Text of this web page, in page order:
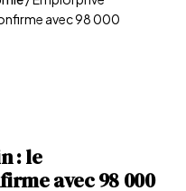
avec 98 000
: le
avec 98 000